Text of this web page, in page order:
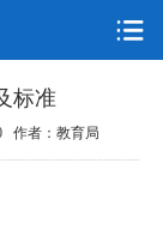
标准
作者：教育局